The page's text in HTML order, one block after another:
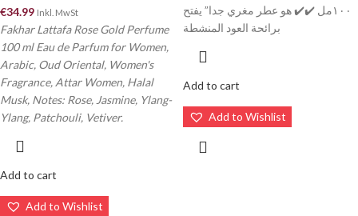
€34.99 Inkl. MwSt
Fakhar Lattafa Rose Gold Perfume
100 ml Eau de Parfum for Women,
Arabic, Oud Oriental, Women's
Fragrance, Attar Women, Halal
Musk, Notes: Rose, Jasmine, Ylang-
Ylang, Patchouli, Vetiver.
Add to cart
Add to Wishlist
١٠٠مل ✔️✔️ هو عطر مغري جدا” يفتح
برائحة العود المنشطة
Add to cart
Add to Wishlist